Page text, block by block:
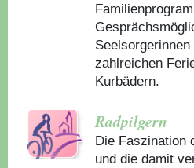
zahlreichen
Kurbädern.
Radpilgern
Die Faszination
und die damit